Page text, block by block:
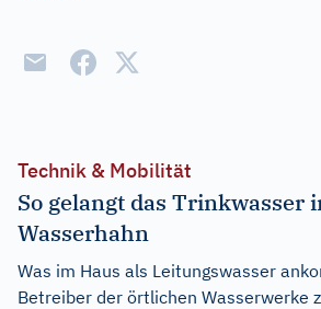
Technik & Mobilität
So gelangt das Trinkwasser
Wasserhahn
Was im Haus als Leitungswasser
Betreiber der örtlichen Wasserwerke